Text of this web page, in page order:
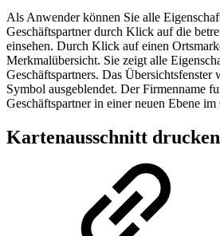
Als Anwender können Sie alle
Geschäftspartner durch Klick auf die
einsehen. Durch Klick auf einen
Merkmalübersicht. Sie zeigt alle
Geschäftspartners. Das
Symbol ausgeblendet. Der Firmenname
Geschäftspartner in einer neuen Ebene
Kartenausschnitt drucken